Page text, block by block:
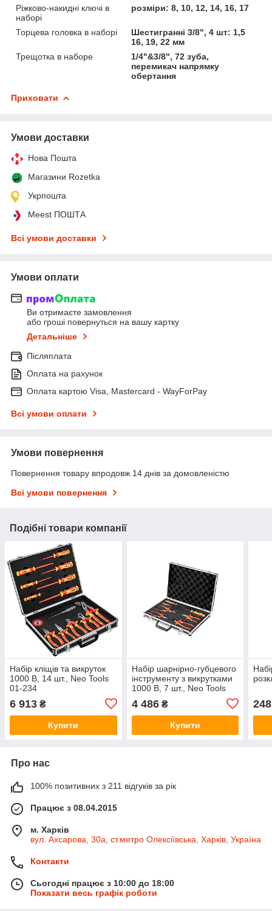
Ріжково-накидні ключі в
наборі
розміри: 8, 10, 12, 14, 16, 17
Торцева головка в наборі
Шестигранні 3/8", 4 шт: 1,5
16, 19, 22 мм
Трещотка в наборе
1/4"&3/8", 72 зуба,
перемикач напрямку
обертання
Приховати
Умови доставки
Нова Пошта
Магазини Rozetka
Укрпошта
Meest ПОШТА
Всі умови доставки
Умови оплати
Ви отримаєте замовлення
або гроші повернуться на вашу картку
Детальніше
Післяплата
Оплата на рахунок
Оплата картою Visa, Mastercard - WayForPay
Всі умови оплати
Умови повернення
Повернення товару впродовж 14 днів за домовленістю
Всі умови повернення
Подібні товари компанії
Набір кліщів та викруток
1000 В, 14 шт., Neo Tools
01-234
6 913 ₴
Купити
Набір шарнірно-губцевого
інструменту з викрутками
1000 В, 7 шт., Neo Tools
4 486₴
Купити
248
Про нас
100% позитивних з 211 відгуків за рік
Працює з 08.04.2015
м. Харків
вул. Ахсарова, 30а, ст.метро Олексіївська, Харків, Україна
Контакти
Сьогодні працює з 10:00 до 18:00
Показати весь графік роботи